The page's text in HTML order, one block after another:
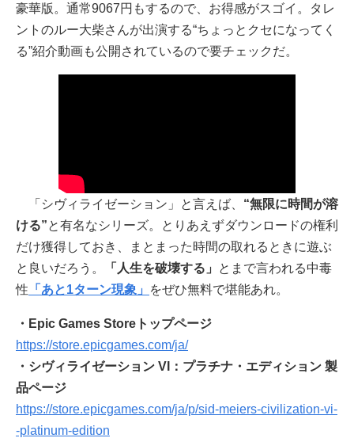
豪華版。通常9067円もするので、お得感がスゴイ。タレ
ントのルー大柴さんが出演する“ちょっとクセになってく
る”紹介動画も公開されているので要チェックだ。
「シヴィライゼーション」と言えば、 “無限に時間が溶
ける”と有名なシリーズ。とりあえずダウンロードの権利
だけ獲得しておき、まとまった時間の取れるときに遊ぶ
と良いだろう。
「人生を破壊する」
とまで言われる中毒
性 「あと1ターン現象」 をぜひ無料で堪能あれ。
・Epic Games Storeトップページ
https://store.epicgames.com/ja/
・シヴィライゼーション VI：プラチナ・エディション 製
品ページ
https://store.epicgames.com/ja/p/sid-meiers-civilization-vi-
-platinum-edition